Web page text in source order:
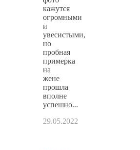
кажутся
огромными
и
увесистыми,
но
пробная
примерка
на
жене
прошла
вполне
успешно...
29.05.2022